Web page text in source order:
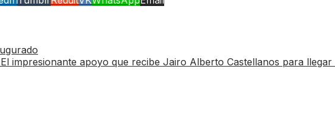
impresionante apoyo que recibe Jairo Alberto Castellanos para